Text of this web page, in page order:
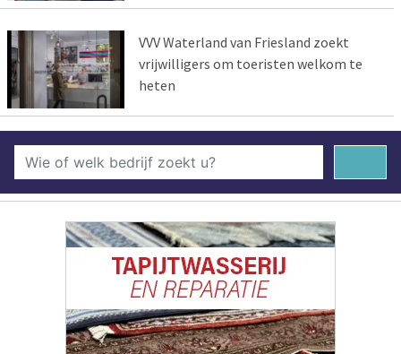
VVV Waterland van Friesland zoekt
vrijwilligers om toeristen welkom te
heten